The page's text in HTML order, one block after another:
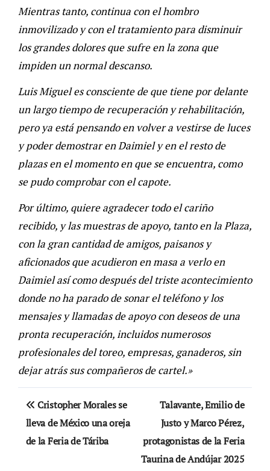
Mientras tanto, continua con el hombro
inmovilizado y con el tratamiento para disminuir
los grandes dolores que sufre en la zona que
impiden un normal descanso.
Luis Miguel es consciente de que tiene por delante
un largo tiempo de recuperación y rehabilitación,
pero ya está pensando en volver a vestirse de luces
y poder demostrar en Daimiel y en el resto de
plazas en el momento en que se encuentra, como
se pudo comprobar con el capote.
Por último, quiere agradecer todo el cariño
recibido, y las muestras de apoyo, tanto en la Plaza,
con la gran cantidad de amigos, paisanos y
aficionados que acudieron en masa a verlo en
Daimiel así como después del triste acontecimiento
donde no ha parado de sonar el teléfono y los
mensajes y llamadas de apoyo con deseos de una
pronta recuperación, incluidos numerosos
profesionales del toreo, empresas, ganaderos, sin
dejar atrás sus compañeros de cartel.»
Navegación
de
entradas
Cristopher Morales se
lleva de México una oreja
de la Feria de Táriba
Talavante, Emilio de
Justo y Marco Pérez,
protagonistas de la Feria
Taurina de Andújar 2025